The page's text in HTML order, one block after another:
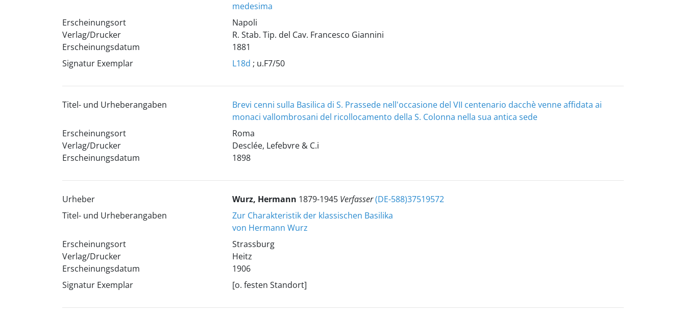
medesima
Erscheinungsort
Verlag/Drucker
Erscheinungsdatum
Napoli
R. Stab. Tip. del Cav. Francesco Giannini
1881
Signatur Exemplar
L18d ; u.F7/50
Titel- und Urheberangaben
Brevi cenni sulla Basilica di S. Prassede nell'occasione del VII centenario dacchè venne affidata ai
monaci vallombrosani del ricollocamento della S. Colonna nella sua antica sede
Erscheinungsort
Verlag/Drucker
Erscheinungsdatum
Roma
Desclée, Lefebvre & C.i
1898
Urheber Wurz, Hermann 1879-1945 Verfasser(DE-588)37519572
Titel- und Urheberangaben
Zur Charakteristik der klassischen Basilika
von Hermann Wurz
Erscheinungsort
Verlag/Drucker
Erscheinungsdatum
Strassburg
Heitz
1906
Signatur Exemplar
[o. festen Standort]